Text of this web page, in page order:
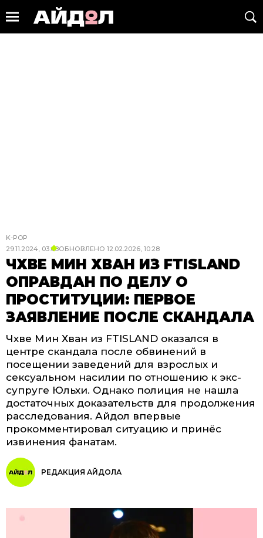
K-POP
29.11.2024, 03:08ОБНОВЛЕНО 12.02.2026, 10:28
ЧХВЕ МИН ХВАН ИЗ FTISLAND
ОПРАВДАН ПО ДЕЛУ О
ПРОСТИТУЦИИ: ПЕРВОЕ
ЗАЯВЛЕНИЕ ПОСЛЕ СКАНДАЛА
Чхве Мин Хван из FTISLAND оказался в
центре скандала после обвинений в
посещении заведений для взрослых и
сексуальном насилии по отношению к экс-
супруге Юльхи. Однако полиция не нашла
достаточных доказательств для продолжения
расследования. Айдол впервые
прокомментировал ситуацию и принёс
извинения фанатам.
РЕДАКЦИЯ АЙДОЛА